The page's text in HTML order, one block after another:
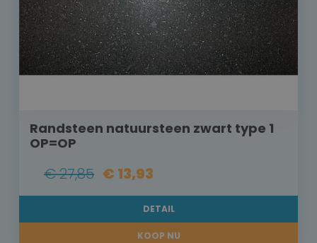
Randsteen natuursteen zwart type 1
OP=OP
€ 27,85 € 13,93
DETAIL
KOOP NU